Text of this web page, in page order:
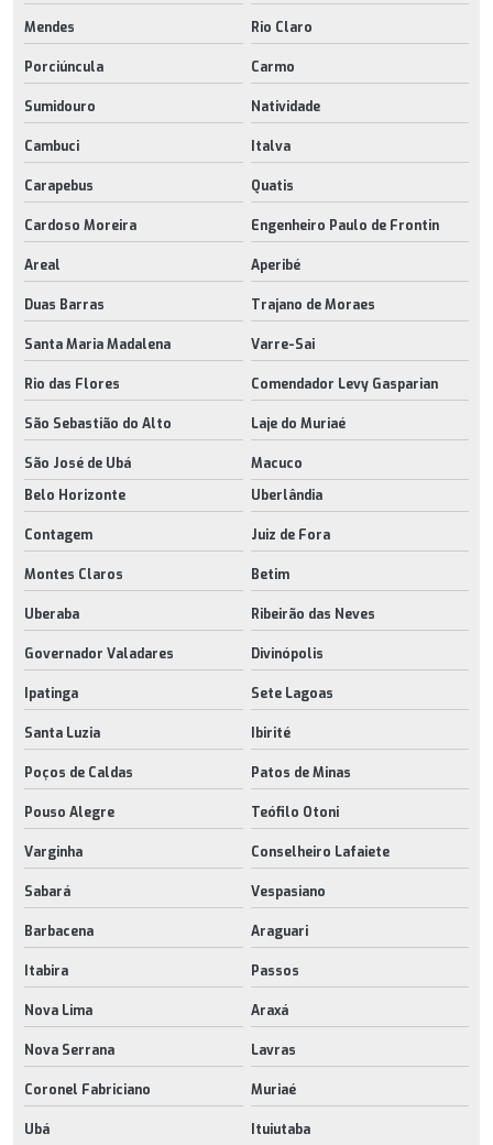
Mendes Rio Claro
Porciúncula Carmo
Sumidouro Natividade
Cambuci Italva
Carapebus Quatis
Cardoso Moreira Engenheiro Paulo de Frontin
Areal Aperibé
Duas Barras Trajano de Moraes
Santa Maria Madalena Varre-Sai
Rio das Flores Comendador Levy Gasparian
São Sebastião do Alto Laje do Muriaé
São José de Ubá
Macuco
Belo Horizonte
Uberlândia
Contagem Juiz de Fora
Montes Claros Betim
Uberaba Ribeirão das Neves
Governador Valadares Divinópolis
Ipatinga Sete Lagoas
Santa Luzia Ibirité
Poços de Caldas Patos de Minas
Pouso Alegre Teófilo Otoni
Varginha Conselheiro Lafaiete
Sabará Vespasiano
Barbacena Araguari
Itabira Passos
Nova Lima Araxá
Nova Serrana Lavras
Coronel Fabriciano Muriaé
Ubá Ituiutaba